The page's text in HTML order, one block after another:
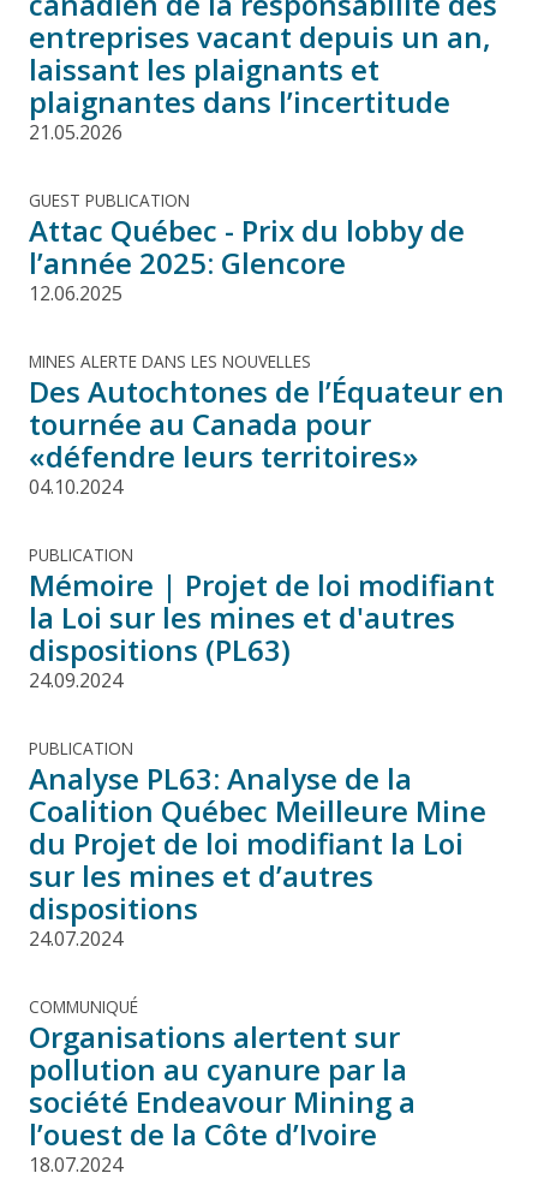
entreprises vacant depuis un an,
laissant les plaignants et
plaignantes dans l’incertitude
21.05.2026
GUEST PUBLICATION
Attac Québec - Prix du lobby de
l’année 2025: Glencore
12.06.2025
MINES ALERTE DANS LES NOUVELLES
Des Autochtones de l’Équateur en
tournée au Canada pour
«défendre leurs territoires»
04.10.2024
PUBLICATION
Mémoire | Projet de loi modifiant
la Loi sur les mines et d'autres
dispositions (PL63)
24.09.2024
PUBLICATION
Analyse PL63: Analyse de la
Coalition Québec Meilleure Mine
du Projet de loi modifiant la Loi
sur les mines et d’autres
dispositions
24.07.2024
COMMUNIQUÉ
Organisations alertent sur
pollution au cyanure par la
société Endeavour Mining a
l’ouest de la Côte d’Ivoire
18.07.2024